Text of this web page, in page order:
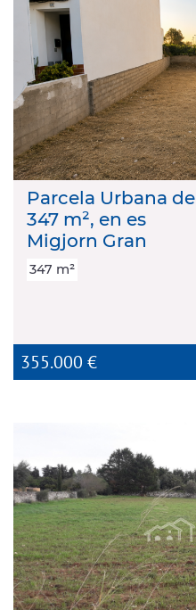
Parcela Urbana de
347 m², en es
Migjorn Gran
347 m²
355.000 €